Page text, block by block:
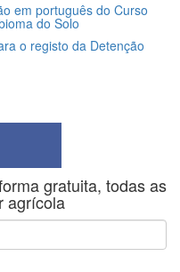
em português do Curso
do Solo
o registo da Detenção
gratuita, todas as
agrícola